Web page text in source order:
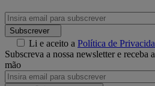
Subscrever
Li e aceito a Política de
Subscreva a nossa newsletter e receba
mão